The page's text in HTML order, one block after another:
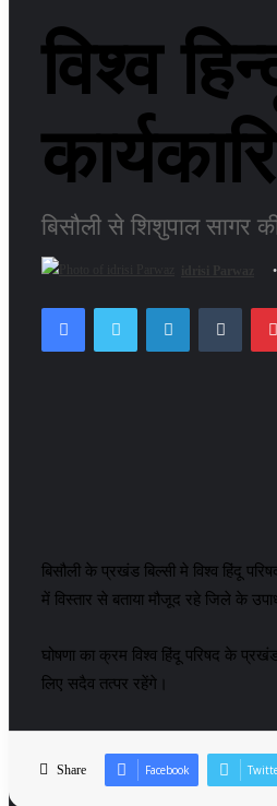
विश्व
बिसौली से शिशुपाल सागर की
FacebookTwitterLinkedIn
बिसौली के प्रखंड बिल्सी मे विश्व हिंदू
में विस्तार से बताया मौजूद रहे जिले के
घोषणा का क्रम विश्व हिंदू परिषद के
लिए सदैव तत्पर रहेंगे।
Share Facebook